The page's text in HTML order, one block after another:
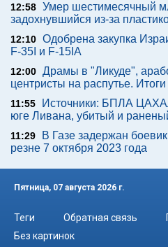
12:58 Умер шестимесячный
задохнувшийся из-за
12:10 Одобрена закупка
F-35I и F-15IA
12:00 Драмы в "Ликуде",
центристы на распутье.
11:55
Источники: БПЛА
юге Ливана, убитый и
11:29
В Газе задержан
резне 7 октября 2023 года
Пятница, 07 августа 2026 г.
Теги Обратная связь
Без картинок